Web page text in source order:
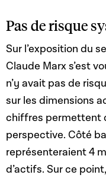
Pas de risque
Sur l’exposition du
Claude Marx s’est
n’y avait pas de
sur les dimensions
chiffres permettent
perspective. Côté
représenteraient 4
d’actifs. Sur ce